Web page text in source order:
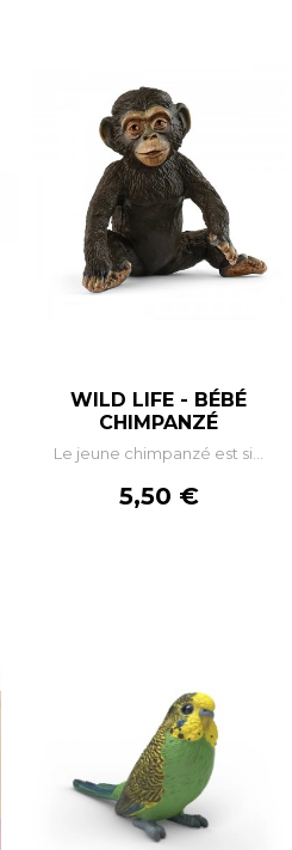
WILD LIFE - BÉBÉ
CHIMPANZÉ
Le jeune chimpanzé est si...
Prix
5,50 €